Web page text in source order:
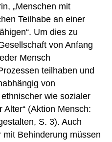
„Menschen mit
Teilhabe an einer
Um dies zu
von Anfang
Mensch
teilhaben und
von
wie sozialer
(Aktion Mensch:
S. 3). Auch
Behinderung müssen